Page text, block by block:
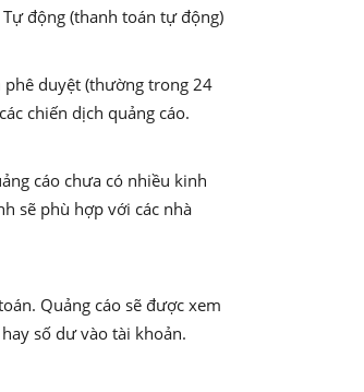
động (thanh toán tự động)
duyệt (thường trong 24
chiến dịch quảng cáo.
cáo chưa có nhiều kinh
sẽ phù hợp với các nhà
Quảng cáo sẽ được xem
số dư vào tài khoản.